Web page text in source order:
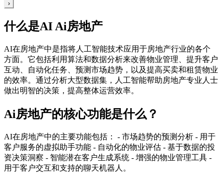
›
什么是AI Ai房地产
AI在房地产中是指将人工智能技术应用于房地产行业的各个
方面。它包括利用算法和数据分析来改善物业管理、提升客户
互动、自动化任务、预测市场趋势，以及提高买卖和租赁物业
的效率。通过分析大型数据集，人工智能帮助房地产专业人士
做出明智的决策，提高整体运营效率。
Ai房地产的核心功能是什么？
AI在房地产中的主要功能包括： - 市场趋势的预测分析 - 用于
客户服务的虚拟助手功能 - 自动化的物业评估 - 基于数据的投
资决策洞察 - 智能潜在客户生成系统 - 增强的物业管理工具 -
用于客户交互和支持的聊天机器人。